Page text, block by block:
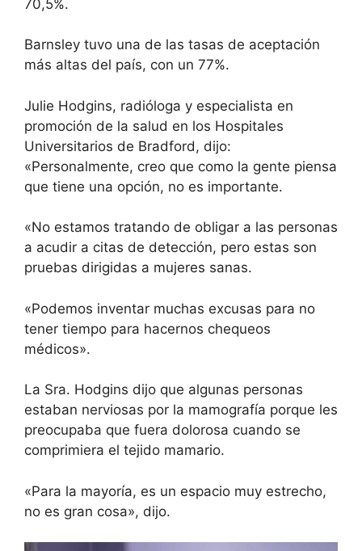
70,5%.
Barnsley tuvo una de las tasas de aceptación
más altas del país, con un 77%.
Julie Hodgins, radióloga y especialista en
promoción de la salud en los Hospitales
Universitarios de Bradford, dijo:
«Personalmente, creo que como la gente piensa
que tiene una opción, no es importante.
«No estamos tratando de obligar a las personas
a acudir a citas de detección, pero estas son
pruebas dirigidas a mujeres sanas.
«Podemos inventar muchas excusas para no
tener tiempo para hacernos chequeos
médicos».
La Sra. Hodgins dijo que algunas personas
estaban nerviosas por la mamografía porque les
preocupaba que fuera dolorosa cuando se
comprimiera el tejido mamario.
«Para la mayoría, es un espacio muy estrecho,
no es gran cosa», dijo.